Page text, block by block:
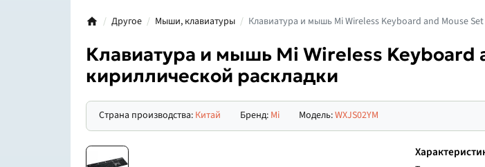
Другое Мыши, клавиатуры Клавиатура и мышь Mi Wireless Keyboard and Mouse
Клавиатура и мышь Mi Wireless Keyboard
кириллической раскладки
Страна производства: Китай Бренд: Mi Модель:WXJS02YM